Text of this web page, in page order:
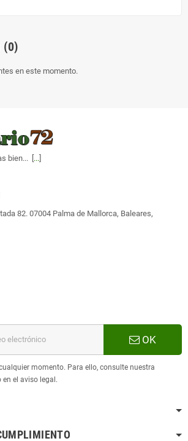
(0)
en este momento.
bien... [ ...
82. 07004 Palma de Mallorca, Baleares,
OK
momento. Para ello, consulte nuestra
el aviso legal.